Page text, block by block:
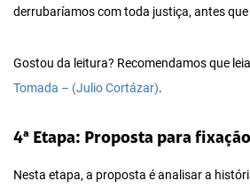
derrubaríamos com toda justiça, antes
Gostou da leitura? Recomendamos que
Tomada – (Julio Cortázar).
4ª Etapa: Proposta para
Nesta etapa, a proposta é analisar a